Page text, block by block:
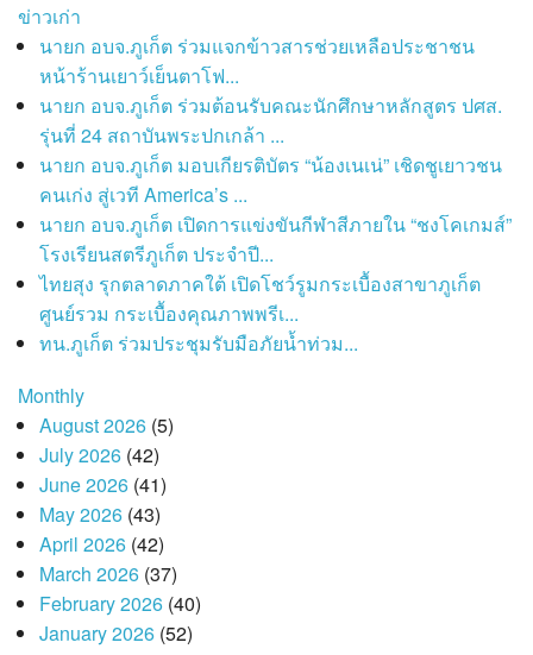
ข่าวเก่า
นายก อบจ.ภูเก็ต ร่วมแจกข้าวสารช่วยเหลือประชาชน
หน้าร้านเยาว์เย็นตาโฟ...
นายก อบจ.ภูเก็ต ร่วมต้อนรับคณะนักศึกษาหลักสูตร ปศส.
รุ่นที่ 24 สถาบันพระปกเกล้า ...
นายก อบจ.ภูเก็ต มอบเกียรติบัตร “น้องเนเน่” เชิดชูเยาวชน
คนเก่ง สู่เวที America’s ...
นายก อบจ.ภูเก็ต เปิดการแข่งขันกีฬาสีภายใน “ชงโคเกมส์”
โรงเรียนสตรีภูเก็ต ประจำปี...
ไทยสุง รุกตลาดภาคใต้ เปิดโชว์รูมกระเบื้องสาขาภูเก็ต
ศูนย์รวม กระเบื้องคุณภาพพรีเ...
ทน.ภูเก็ต ร่วมประชุมรับมือภัยน้ำท่วม...
Monthly
August 2026(5)
July 2026(42)
June 2026(41)
May 2026(43)
April 2026(42)
March 2026(37)
February 2026(40)
January 2026(52)